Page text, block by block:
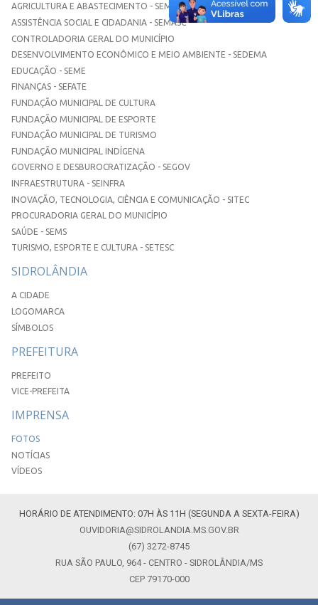
AGRICULTURA E ABASTECIMENTO - SEMAA
ASSISTÊNCIA SOCIAL E CIDADANIA - SEMASC
CONTROLADORIA GERAL DO MUNICÍPIO
DESENVOLVIMENTO ECONÔMICO E MEIO AMBIENTE - SEDEMA
EDUCAÇÃO - SEME
FINANÇAS - SEFATE
FUNDAÇÃO MUNICIPAL DE CULTURA
FUNDAÇÃO MUNICIPAL DE ESPORTE
FUNDAÇÃO MUNICIPAL DE TURISMO
FUNDAÇÃO MUNICIPAL INDÍGENA
GOVERNO E DESBUROCRATIZAÇÃO - SEGOV
INFRAESTRUTURA - SEINFRA
INOVAÇÃO, TECNOLOGIA, CIÊNCIA E COMUNICAÇÃO - SITEC
PROCURADORIA GERAL DO MUNICÍPIO
SAÚDE - SEMS
TURISMO, ESPORTE E CULTURA - SETESC
SIDROLÂNDIA
A CIDADE
LOGOMARCA
SÍMBOLOS
PREFEITURA
PREFEITO
VICE-PREFEITA
IMPRENSA
FOTOS
NOTÍCIAS
VÍDEOS
HORÁRIO DE ATENDIMENTO: 07H ÀS 11H (SEGUNDA A SEXTA-FEIRA)
OUVIDORIA@SIDROLANDIA.MS.GOV.BR
(67) 3272-8745
RUA SÃO PAULO, 964 - CENTRO - SIDROLÂNDIA/MS
CEP 79170-000